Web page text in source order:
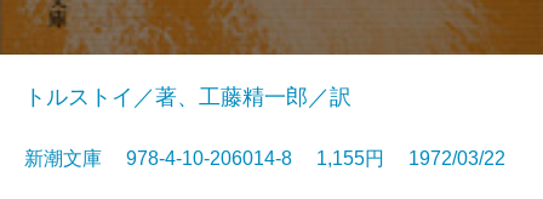
トルストイ／著、工藤精一郎／訳
新潮文庫 978-4-10-206014-8 1,155円 1972/03/22